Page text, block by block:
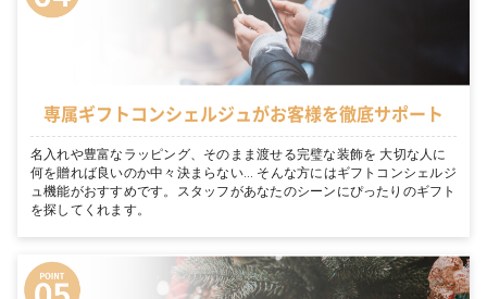
専属ギフトコンシェルジュがお客様を徹底サポート
名入れや豊富なラッピング、そのまま渡せる完璧な装飾を 大切な人に
何を贈れば良いのか中々決まらない… そんな方にはギフトコンシェルジ
ュ機能がおすすめです。スタッフがあなたのシーンにぴったりのギフト
を探してくれます。